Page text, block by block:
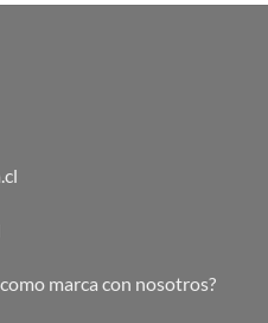
marca con nosotros?